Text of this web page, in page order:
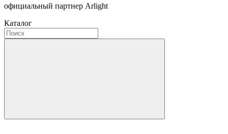
официальный партнер Arlight
Каталог